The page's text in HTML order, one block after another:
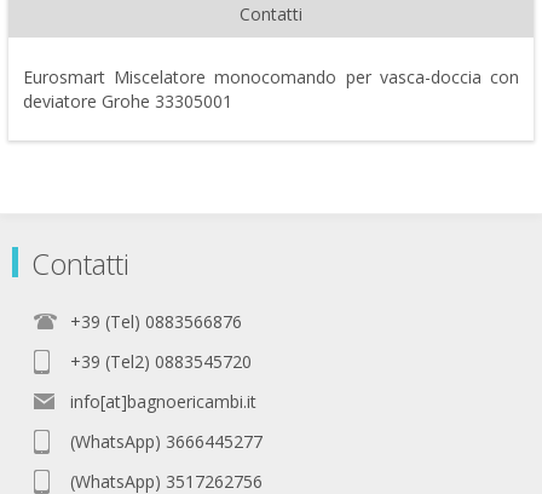
Contatti
Eurosmart Miscelatore monocomando per vasca-doccia con
deviatore Grohe 33305001
Contatti
+39 (Tel) 0883566876
+39 (Tel2) 0883545720
info[at]bagnoericambi.it
(WhatsApp) 3666445277
(WhatsApp) 3517262756